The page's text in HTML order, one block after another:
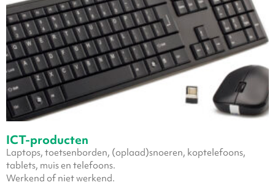
ICT-producten
Laptops, toetsenborden, (oplaad)snoeren, koptelefoons,
tablets, muis en telefoons.
Werkend of niet werkend.